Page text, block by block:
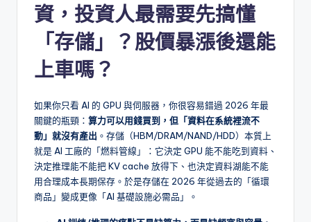
資，投資人最需要先搞懂
「存儲」？股價暴漲後還能
上車嗎？
如果你只看 AI 的 GPU 與伺服器，你很容易錯過 2026 年最
關鍵的瓶頸： 算力可以用錢買到，但「資料在系統裡流不
動」就沒有產出 。存儲（HBM/DRAM/NAND/HDD）本質上
就是 AI 工廠的「燃料管線」：它決定 GPU 能不能吃到資料、
決定推理能不能把 KV cache 放得下、也決定資料湖能不能
用合理成本長期保存。於是存儲在 2026 年從過去的「循環
商品」變成更像「AI 基礎設施必需品」。